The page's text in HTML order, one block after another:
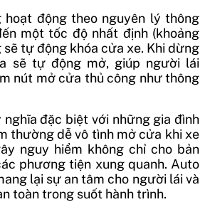
động theo nguyên lý thông
một tốc độ nhất định (khoảng
sẽ tự động khóa cửa xe. Khi dừng
sẽ tự động mở, giúp người lái
nút mở cửa thủ công như thông
nghĩa đặc biệt với những gia đình
thường dễ vô tình mở cửa khi xe
nguy hiểm không chỉ cho bản
phương tiện xung quanh. Auto
lại sự an tâm cho người lái và
toàn trong suốt hành trình.